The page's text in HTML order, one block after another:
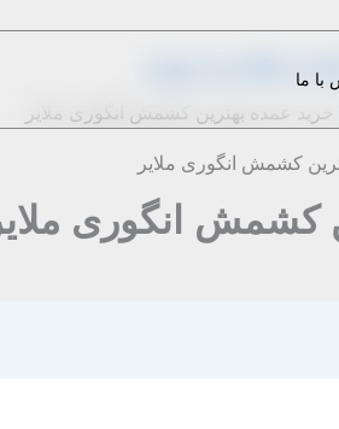
با ما
|
خرید عمده بهترین کشمش انگوری ملایر
کشمش انگوری